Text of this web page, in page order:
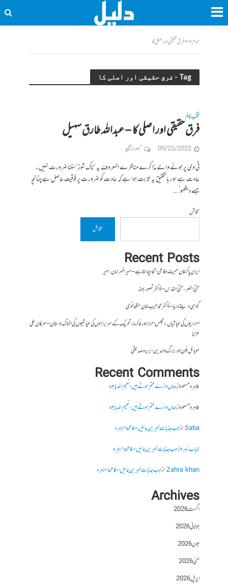
ہوم<<فرق حقیقی اور اصلی کا
Tag - فرق حقیقی اور اصلی کا
منتخب کالم
فرق حقیقی اور اصلی کا – عبداللہ طارق سہیل
09/22/2022 تبصرہ لکھیے
ٹی وی پر ہونے والے مذاکرے مناظرے المعروف یہ ”ٹاک شوز“ سننا ضرورت نہیں۔
عادت ہے اور بالتحقیق یہ ثابت ہوا ہے کہ عادت کو ضرورت پر فوقیت حاصل ہے چنانچہ
جسے دیکھو‘...
تلاش
تلاش
Recent Posts
ایران پاکستان سمیت دفاعی اتحاد چاہتا ہے – میر افسر امان،میر
حتی النصر ، حتی القدس – ڈاکٹر تصور بھٹہ
گواہی دیتے دریا – ڈاکٹر محمد طیب خان سنگھانوی
احراریوں کی عیاشیاں : مجلس احرار اور خاکسار تحریک کے سربراہوں کی عیاشیوں کی المناک داستان – عرفان علی
عزیز
موبائل فون اور بزرگ والدین- بریرہ صدیقی
Recent Comments
طاہرہ مسعودازجہاں دائرے ختم ہوتے ہیں- نعیم اللہ باجوہ
طاہرہ مسعودازجہاں دائرے ختم ہوتے ہیں- نعیم اللہ باجوہ
Sabaازجب جذبات خبر بن جائیں – فاطمۃالزہرہ
نایاب زہرہازجب جذبات خبر بن جائیں – فاطمۃالزہرہ
Zahra khanازجب جذبات خبر بن جائیں – فاطمۃالزہرہ
Archives
اگست 2026
جولائی 2026
جون 2026
مئی 2026
اپریل 2026